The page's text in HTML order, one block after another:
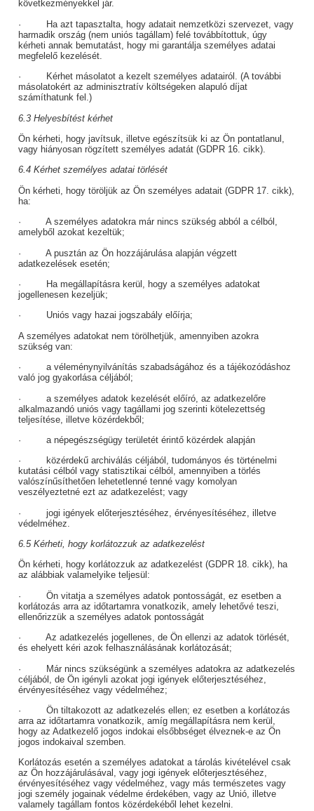
következményekkel jár.
· Ha azt tapasztalta, hogy adatait nemzetközi szervezet, vagy
harmadik ország (nem uniós tagállam) felé továbbítottuk, úgy
kérheti annak bemutatást, hogy mi garantálja személyes adatai
megfelelő kezelését.
· Kérhet másolatot a kezelt személyes adatairól. (A további
másolatokért az adminisztratív költségeken alapuló díjat
számíthatunk fel.)
6.3 Helyesbítést kérhet
Ön kérheti, hogy javítsuk, illetve egészítsük ki az Ön pontatlanul,
vagy hiányosan rögzített személyes adatát (GDPR 16. cikk).
6.4 Kérhet személyes adatai törlését
Ön kérheti, hogy töröljük az Ön személyes adatait (GDPR 17. cikk),
ha:
· A személyes adatokra már nincs szükség abból a célból,
amelyből azokat kezeltük;
· A pusztán az Ön hozzájárulása alapján végzett
adatkezelések esetén;
· Ha megállapításra kerül, hogy a személyes adatokat
jogellenesen kezeljük;
· Uniós vagy hazai jogszabály előírja;
A személyes adatokat nem törölhetjük, amennyiben azokra
szükség van:
· a véleménynyilvánítás szabadságához és a tájékozódáshoz
való jog gyakorlása céljából;
· a személyes adatok kezelését előíró, az adatkezelőre
alkalmazandó uniós vagy tagállami jog szerinti kötelezettség
teljesítése, illetve közérdekből;
· a népegészségügy területét érintő közérdek alapján
· közérdekű archiválás céljából, tudományos és történelmi
kutatási célból vagy statisztikai célból, amennyiben a törlés
valószínűsíthetően lehetetlenné tenné vagy komolyan
veszélyeztetné ezt az adatkezelést; vagy
· jogi igények előterjesztéséhez, érvényesítéséhez, illetve
védelméhez.
6.5 Kérheti, hogy korlátozzuk az adatkezelést
Ön kérheti, hogy korlátozzuk az adatkezelést (GDPR 18. cikk), ha
az alábbiak valamelyike teljesül:
· Ön vitatja a személyes adatok pontosságát, ez esetben a
korlátozás arra az időtartamra vonatkozik, amely lehetővé teszi,
ellenőrizzük a személyes adatok pontosságát
· Az adatkezelés jogellenes, de Ön ellenzi az adatok törlését,
és ehelyett kéri azok felhasználásának korlátozását;
· Már nincs szükségünk a személyes adatokra az adatkezelés
céljából, de Ön igényli azokat jogi igények előterjesztéséhez,
érvényesítéséhez vagy védelméhez;
· Ön tiltakozott az adatkezelés ellen; ez esetben a korlátozás
arra az időtartamra vonatkozik, amíg megállapításra nem kerül,
hogy az Adatkezelő jogos indokai elsőbbséget élveznek-e az Ön
jogos indokaival szemben.
Korlátozás esetén a személyes adatokat a tárolás kivételével csak
az Ön hozzájárulásával, vagy jogi igények előterjesztéséhez,
érvényesítéséhez vagy védelméhez, vagy más természetes vagy
jogi személy jogainak védelme érdekében, vagy az Unió, illetve
valamely tagállam fontos közérdekéből lehet kezelni.